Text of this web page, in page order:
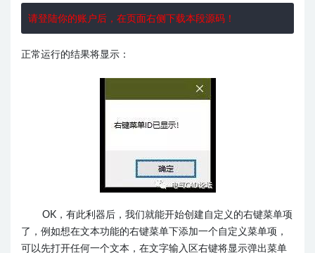
请登陆你的账户后，在页面右侧下载本段源码！
正常运行的结果将显示：
OK，有此利器后，我们就能开始创建自定义的右键菜单项
了，例如想在文本功能的右键菜单下添加一个自定义菜单项，
可以先打开任何一个文本，在文字输入区右键将显示弹出菜单